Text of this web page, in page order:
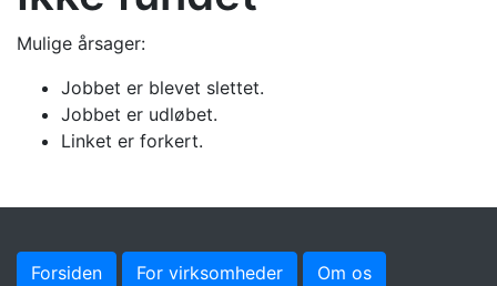
Mulige årsager:
Jobbet er blevet slettet.
Jobbet er udløbet.
Linket er forkert.
Forsiden For virksomheder Om os